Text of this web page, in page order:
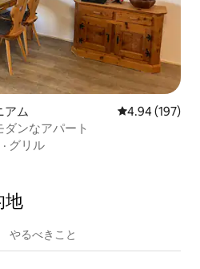
アム レビュー197
4.94 (197)
ンなアパート
· グリル
地
やるべきこと